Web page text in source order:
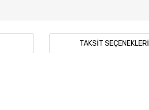
TAKSIT SEÇENEKLERI